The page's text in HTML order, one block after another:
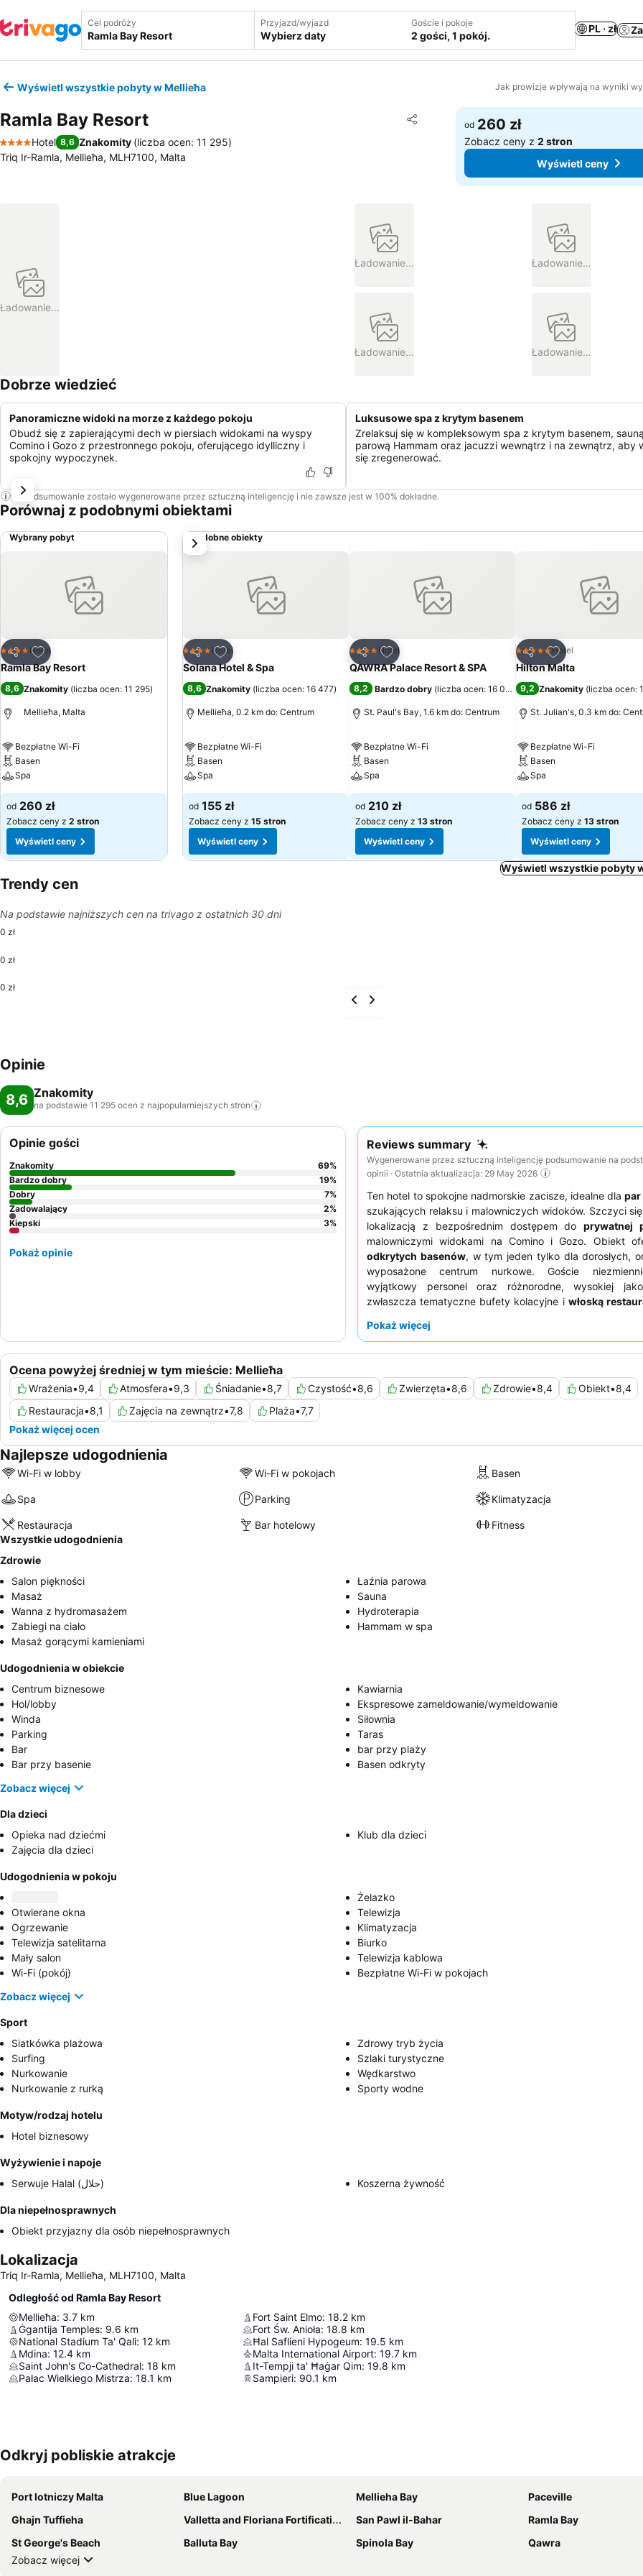
Cel podróży Przyjazd/wyjazd
Wybierz daty
Goście i pokoje
2 gości, 1 pokój.
PL · zł
Wyświetl wszystkie pobyty w Mellieħa Jak prowizje wpływają na wyniki
Ramla Bay Resort Udostępnij
Dodaj do ulubionych
4 Kategoria
Hotel 8,6 Znakomity (liczba ocen: 11 295)
Triq Ir-Ramla, Mellieħa, MLH7100, Malta
od 260 zł
Zobacz ceny z2 stron
Wyświetl ceny
Ładowanie…
Ładowanie… Ładowanie…
Ładowanie… Ładowanie…
Dobrze wiedzieć
Panoramiczne widoki na morze z każdego pokoju
Obudź się z zapierającymi dech w piersiach widokami na wyspy
Comino i Gozo z przestronnego pokoju, oferującego idylliczny i
spokojny wypoczynek.
Luksusowe spa z krytym basenem
Zrelaksuj się w kompleksowym spa z krytym basenem,
parową Hammam oraz jacuzzi wewnątrz i na zewnątrz, aby
się zregenerować.
To podsumowanie zostało wygenerowane przez sztuczną inteligencję i nie zawsze jest w 100% dokładne.
Porównaj z podobnymi obiektami
Wybrany pobyt
Udostępnij
Dodaj do ulubionych
4 Kategoria
Hotel
Ramla Bay Resort
8,6 Znakomity (liczba ocen: 11 295)
Mellieħa, Malta
Bezpłatne Wi-Fi
Basen
Spa
od 260 zł
Zobacz ceny z 2 stron
Wyświetl ceny
Podobne obiekty
Udostępnij
Dodaj do ulubionych
4 Kategoria
Hotel
Solana Hotel & Spa
8,6 Znakomity (liczba ocen: 16 477)
Mellieħa, 0.2 km do: Centrum
Bezpłatne Wi-Fi
Basen
Spa
od 155 zł
Zobacz ceny z 15 stron
Wyświetl ceny
Udostępnij
Dodaj do ulubionych
4 Kategoria
Hotel
QAWRA Palace Resort & SPA
8,2 Bardzo dobry (liczba ocen: 16 000)
St. Paul's Bay, 1.6 km do: Centrum
Bezpłatne Wi-Fi
Basen
Spa
od 210 zł
Zobacz ceny z 13 stron
Wyświetl ceny
Udostępnij
Dodaj do
5 KategoriaHotel
Hilton Malta
9,2 Znakomity (liczba ocen:
St. Julian's, 0.3 km do:
Bezpłatne Wi-Fi
Basen
Spa
od 586 zł
Zobacz ceny z 13 stron
Wyświetl ceny
Następny
Wyświetl wszystkie pobyty
Trendy cen
Na podstawie najniższych cen na trivago z ostatnich 30 dni
0 zł
0 zł
0 zł
Opinie
8,6 Znakomity
na podstawie 11 295 ocen z najpopularniejszych stron
Reviews summary
Wygenerowane przez sztuczną inteligencję podsumowanie na
opinii · Ostatnia aktualizacja: 29 May 2026
Ten hotel to spokojne nadmorskie zacisze, idealne dlapar
szukających relaksu i malowniczych widoków. Szczyci się
lokalizacją z bezpośrednim dostępem doprywatnej
malowniczymi widokami na Comino i Gozo. Obiekt
odkrytych basenów, w tym jeden tylko dla dorosłych,
wyposażone centrum nurkowe. Goście
wyjątkowy personel oraz różnorodne, wysokiej
zwłaszcza tematyczne bufety kolacyjne i włoską
widokiem na morze
Pokaż więcej
Ocena powyżej średniej w tym mieście: Mellieħa
Wrażenia•9,4 Atmosfera•9,3 Śniadanie•8,7 Czystość•8,6 Zwierzęta•8,6 Zdrowie•8,4 Obiekt•8,4
Restauracja•8,1 Zajęcia na zewnątrz•7,8 Plaża•7,7
Pokaż więcej ocen
Opinie gości
Znakomity 69%
Bardzo dobry
19%
Dobry
7%
Zadowalający
2%
Kiepski
3%
Pokaż opinie
Najlepsze udogodnienia
Wi-Fi w lobby Wi-Fi w pokojach Basen
Spa Parking Klimatyzacja
Restauracja Bar hotelowy
Fitness
Wszystkie udogodnienia
Zdrowie
Salon piękności
Łaźnia parowa
Masaż
Sauna
Wanna z hydromasażem
Hydroterapia
Zabiegi na ciało
Hammam w spa
Masaż gorącymi kamieniami
Udogodnienia w obiekcie
Centrum biznesowe
Kawiarnia
Hol/lobby
Ekspresowe zameldowanie/wymeldowanie
Winda
Siłownia
Parking
Taras
Bar
bar przy plaży
Bar przy basenie
Basen odkryty
Zobacz więcej
Dla dzieci
Opieka nad dziećmi
Klub dla dzieci
Zajęcia dla dzieci
Udogodnienia w pokoju
Żelazko
Otwierane okna
Telewizja
Ogrzewanie
Klimatyzacja
Telewizja satelitarna
Biurko
Mały salon
Telewizja kablowa
Wi-Fi (pokój)
Bezpłatne Wi-Fi w pokojach
Zobacz więcej
Sport
Siatkówka plażowa
Zdrowy tryb życia
Surfing
Szlaki turystyczne
Nurkowanie
Wędkarstwo
Nurkowanie z rurką
Sporty wodne
Motyw/rodzaj hotelu
Hotel biznesowy
Wyżywienie i napoje
Serwuje Halal (حلال)
Koszerna żywność
Dla niepełnosprawnych
Obiekt przyjazny dla osób niepełnosprawnych
Lokalizacja
Triq Ir-Ramla, Mellieħa, MLH7100, Malta
Odległość od Ramla Bay Resort
Mellieħa: 3.7 km
Ġgantija Temples: 9.6 km
National Stadium Ta' Qali: 12 km
Mdina: 12.4 km
Saint John's Co-Cathedral: 18 km
Pałac Wielkiego Mistrza: 18.1 km
Fort Saint Elmo: 18.2 km
Fort Św. Anioła: 18.8 km
Ħal Saflieni Hypogeum: 19.5 km
Malta International Airport: 19.7 km
It-Tempji ta' Ħaġar Qim: 19.8 km
Sampieri: 90.1 km
Odkryj pobliskie atrakcje
Port lotniczy Malta Blue Lagoon Mellieha Bay
Paceville
Ghajn Tuffieha
Valletta and Floriana Fortifications San Pawl il-Bahar
Ramla Bay
St George's Beach
Balluta Bay Spinola Bay
Qawra
Zobacz więcej